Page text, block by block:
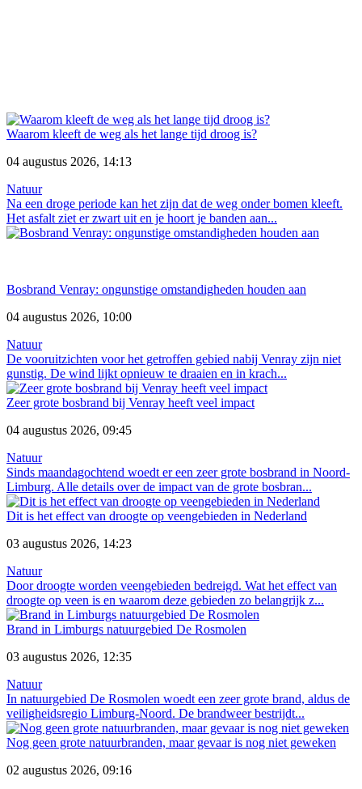
Waarom kleeft de weg als het lange tijd droog is?
04 augustus 2026, 14:13
Natuur
Na een droge periode kan het zijn dat de weg onder bomen kleeft.
Het asfalt ziet er zwart uit en je hoort je banden aan...
Bosbrand Venray: ongunstige omstandigheden houden aan
04 augustus 2026, 10:00
Natuur
De vooruitzichten voor het getroffen gebied nabij Venray zijn niet
gunstig. De wind lijkt opnieuw te draaien en in krach...
Zeer grote bosbrand bij Venray heeft veel impact
04 augustus 2026, 09:45
Natuur
Sinds maandagochtend woedt er een zeer grote bosbrand in Noord-
Limburg. Alle details over de impact van de grote bosbran...
Dit is het effect van droogte op veengebieden in Nederland
03 augustus 2026, 14:23
Natuur
Door droogte worden veengebieden bedreigd. Wat het effect van
droogte op veen is en waarom deze gebieden zo belangrijk z...
Brand in Limburgs natuurgebied De Rosmolen
03 augustus 2026, 12:35
Natuur
In natuurgebied De Rosmolen woedt een zeer grote brand, aldus de
veiligheidsregio Limburg-Noord. De brandweer bestrijdt...
Nog geen grote natuurbranden, maar gevaar is nog niet geweken
02 augustus 2026, 09:16